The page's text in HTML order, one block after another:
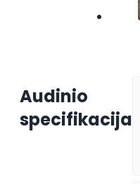
Audinio
specifikacija